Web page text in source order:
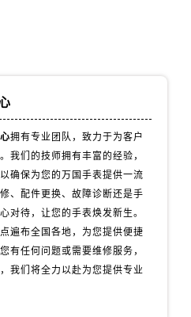
河南省安阳市文峰区解放大道万国售后服务中心（需提前预约）
拥有专业团队，致力于为客户
我们的技师拥有丰富的经验，
确保为您的万国手表提供一流
、配件更换、故障诊断还是手
对待，让您的手表焕发新生。
遍布全国各地，为您提供便捷
有任何问题或需要维修服务，
我们将全力以赴为您提供专业